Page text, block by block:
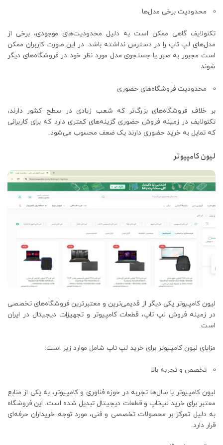
محدودیت برخی مدل‌ها
تکنولایف گاهی ممکن است به دلیل محدودیت‌های موجودی، برخی از
مدل‌های لپ ‌تاپ را در دسترس نداشته باشد. در این صورت کاربران ممکن
است مجبور به صبر یا جستجوی مدل مورد نظر خود در فروشگاه‌های دیگر
شوند.
محدودیت فروشگاه‌های حضوری
بر خلاف فروشگاه‌های بزرگ‌تر که شعب زیادی در سطح کشور دارند،
تکنولایف در زمینه فروش حضوری گزینه‌های کمتری دارد که برای کاربرانی
که تمایل به خرید حضوری دارند یک ضعف محسوب می‌شود.
لیون کامپیوتر
لیون کامپیوتر یکی دیگر از قدیمی‌ترین و معتبرترین فروشگاه‌های تخصصی
در زمینه فروش لپ‌ تاپ، قطعات کامپیوتر و تجهیزات دیجیتال در ایران
است.
مزایای لیون کامپیوتر برای خرید لپ ‌تاپ شامل موارد زیر است:
تخصص و تجربه بالا
لیون کامپیوتر با سال‌ها تجربه در حوزه فناوری و کامپیوتر، به یکی از منابع
معتبر برای خرید لپ‌تاپ و قطعات دیجیتال تبدیل شده است. این فروشگاه
به دلیل تمرکز بر محصولات تخصصی و فنی، مورد توجه خریداران حرفه‌ای
قرار دارد.